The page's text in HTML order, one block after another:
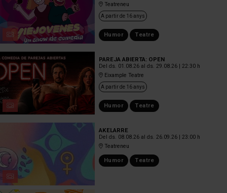
Teatreneu
A partir de 16 anys
Humor Teatre
PAREJA ABIERTA: OPEN
Del ds. 01.08.26al ds. 29.08.26| 22:30 h
Eixample Teatre
A partir de 16 anys
Humor Teatre
AKELARRE
Del ds. 08.08.26al ds. 26.09.26| 23:00 h
Teatreneu
Humor Teatre